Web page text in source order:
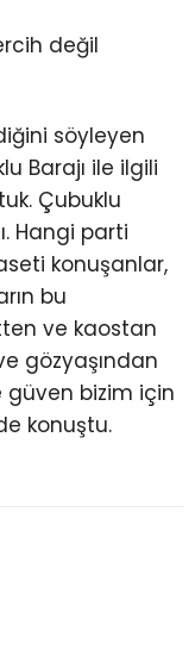
değil
söyleyen
Barajı ile ilgili
Çubuklu
Hangi parti
konuşanlar,
bu
ve kaostan
gözyaşından
güven bizim için
konuştu.